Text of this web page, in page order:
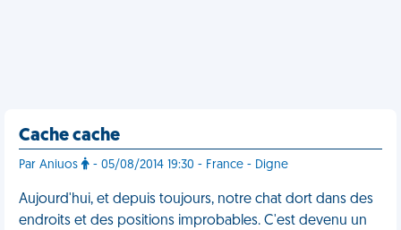
Cache cache
Par Aniuos - 05/08/2014 19:30 - France - Digne
Aujourd'hui, et depuis toujours, notre chat dort dans des
endroits et des positions improbables. C'est devenu un